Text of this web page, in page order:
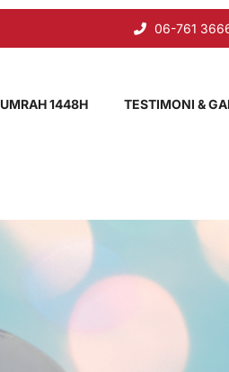
06-761
UMRAH 1448H TESTIMONI &